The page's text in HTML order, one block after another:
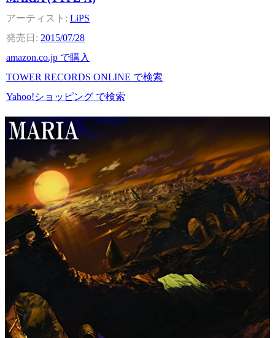
LiPS
2015/07/28
amazon.co.jp で購入
TOWER RECORDS ONLINE で検索
Yahoo!ショッピング で検索